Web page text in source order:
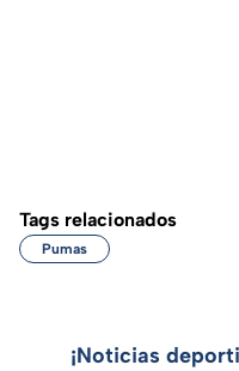
Tags relacionados
Pumas
¡Noticias